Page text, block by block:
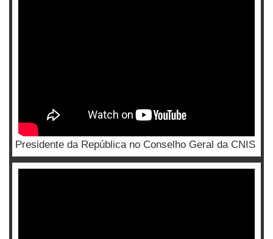
Presidente da República no Conselho Geral da CNIS